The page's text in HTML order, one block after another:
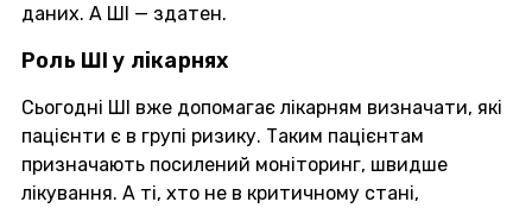
даних. А ШІ — здатен.
Роль ШІ у лікарнях
Сьогодні ШІ вже допомагає лікарням визначати, які
пацієнти є в групі ризику. Таким пацієнтам
призначають посилений моніторинг, швидше
лікування. А ті, хто не в критичному стані,